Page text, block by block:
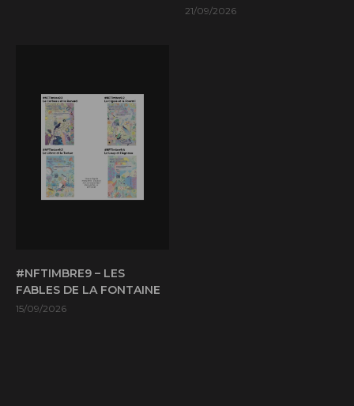
21/09/2026
#NFTIMBRE9 – LES
FABLES DE LA FONTAINE
15/09/2026